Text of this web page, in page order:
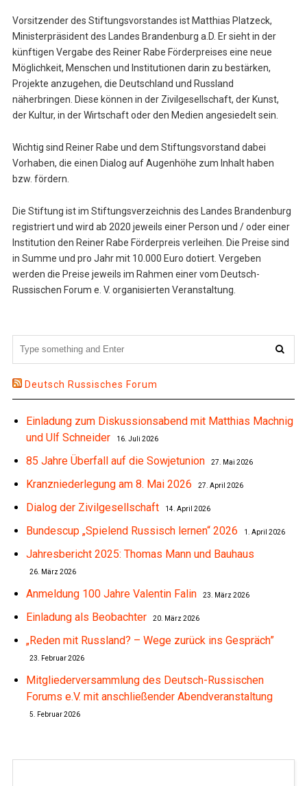
Vorsitzender des Stiftungsvorstandes ist Matthias Platzeck,
Ministerpräsident des Landes Brandenburg a.D. Er sieht in der
künftigen Vergabe des Reiner Rabe Förderpreises eine neue
Möglichkeit, Menschen und Institutionen darin zu bestärken,
Projekte anzugehen, die Deutschland und Russland
näherbringen. Diese können in der Zivilgesellschaft, der Kunst,
der Kultur, in der Wirtschaft oder den Medien angesiedelt sein.
Wichtig sind Reiner Rabe und dem Stiftungsvorstand dabei
Vorhaben, die einen Dialog auf Augenhöhe zum Inhalt haben
bzw. fördern.
Die Stiftung ist im Stiftungsverzeichnis des Landes Brandenburg
registriert und wird ab 2020 jeweils einer Person und / oder einer
Institution den Reiner Rabe Förderpreis verleihen. Die Preise sind
in Summe und pro Jahr mit 10.000 Euro dotiert. Vergeben
werden die Preise jeweils im Rahmen einer vom Deutsch-
Russischen Forum e. V. organisierten Veranstaltung.
Deutsch Russisches Forum
Einladung zum Diskussionsabend mit Matthias Machnig
und Ulf Schneider
16. Juli 2026
85 Jahre Überfall auf die Sowjetunion 27. Mai 2026
Kranzniederlegung am 8. Mai 2026 27. April 2026
Dialog der Zivilgesellschaft 14. April 2026
Bundescup „Spielend Russisch lernen“ 2026 1. April 2026
Jahresbericht 2025: Thomas Mann und Bauhaus
26. März 2026
Anmeldung 100 Jahre Valentin Falin 23. März 2026
Einladung als Beobachter 20. März 2026
„Reden mit Russland? – Wege zurück ins Gespräch”
23. Februar 2026
Mitgliederversammlung des Deutsch-Russischen
Forums e.V. mit anschließender Abendveranstaltung
5. Februar 2026